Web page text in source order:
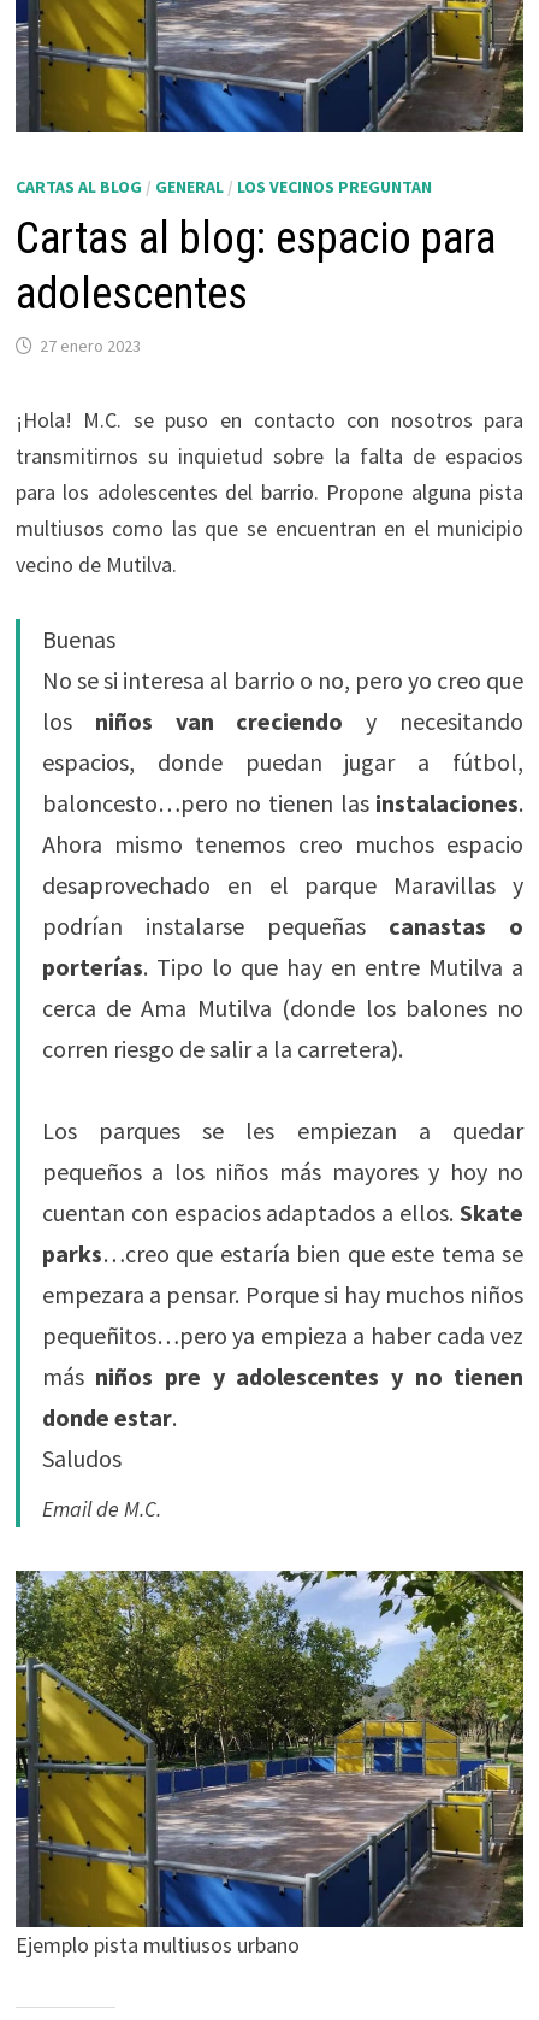
CARTAS AL BLOG / GENERAL/ LOS VECINOS PREGUNTAN
Cartas al blog: espacio para
adolescentes
27 enero 2023
¡Hola! M.C. se puso en contacto con nosotros para
transmitirnos su inquietud sobre la falta de espacios
para los adolescentes del barrio. Propone alguna pista
multiusos como las que se encuentran en el municipio
vecino de Mutilva.
Buenas
No se si interesa al barrio o no, pero yo creo que
los niños van creciendo y necesitando
espacios, donde puedan jugar a fútbol,
baloncesto…pero no tienen las instalaciones.
Ahora mismo tenemos creo muchos espacio
desaprovechado en el parque Maravillas y
podrían instalarse pequeñas canastas o
porterías. Tipo lo que hay en entre Mutilva a
cerca de Ama Mutilva (donde los balones no
corren riesgo de salir a la carretera).
Los parques se les empiezan a quedar
pequeños a los niños más mayores y hoy no
cuentan con espacios adaptados a ellos.Skate
parks…creo que estaría bien que este tema se
empezara a pensar. Porque si hay muchos niños
pequeñitos…pero ya empieza a haber cada vez
más niños pre y adolescentes y no tienen
donde estar.
Saludos
Email de M.C.
Ejemplo pista multiusos urbano